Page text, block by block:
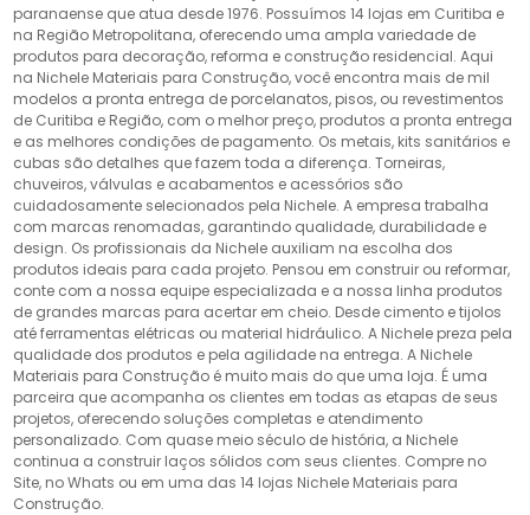
paranaense que atua desde 1976. Possuímos 14 lojas em Curitiba e
na Região Metropolitana, oferecendo uma ampla variedade de
produtos para decoração, reforma e construção residencial. Aqui
na Nichele Materiais para Construção, você encontra mais de mil
modelos a pronta entrega de porcelanatos, pisos, ou revestimentos
de Curitiba e Região, com o melhor preço, produtos a pronta entrega
e as melhores condições de pagamento. Os metais, kits sanitários e
cubas são detalhes que fazem toda a diferença. Torneiras,
chuveiros, válvulas e acabamentos e acessórios são
cuidadosamente selecionados pela Nichele. A empresa trabalha
com marcas renomadas, garantindo qualidade, durabilidade e
design. Os profissionais da Nichele auxiliam na escolha dos
produtos ideais para cada projeto. Pensou em construir ou reformar,
conte com a nossa equipe especializada e a nossa linha produtos
de grandes marcas para acertar em cheio. Desde cimento e tijolos
até ferramentas elétricas ou material hidráulico. A Nichele preza pela
qualidade dos produtos e pela agilidade na entrega. A Nichele
Materiais para Construção é muito mais do que uma loja. É uma
parceira que acompanha os clientes em todas as etapas de seus
projetos, oferecendo soluções completas e atendimento
personalizado. Com quase meio século de história, a Nichele
continua a construir laços sólidos com seus clientes. Compre no
Site, no Whats ou em uma das 14 lojas Nichele Materiais para
Construção.